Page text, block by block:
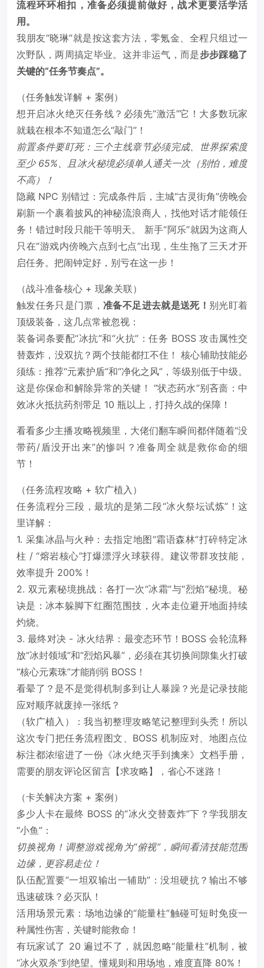
流程环环相扣，准备必须提前做好，战术更要活学活
用。
我朋友“晓琳”就是按这套方法，零氪金、全程只组过一
次野队，两周搞定毕业。这并非运气，而是步步踩稳了
关键的“任务节奏点”。
（任务触发详解 + 案例）
想开启冰火绝灭任务线？必须先“激活”它！大多数玩家
就栽在根本不知道怎么“敲门”！
前置条件要盯死： 三个主线章节必须完成、世界探索度
至少 65%、且冰火秘境必须单人通关一次（别怕，难度
不高）！
隐藏 NPC 别错过：完成条件后，主城“古灵街角”傍晚会
刷新一个裹着披风的神秘流浪商人，找他对话才能领任
务！错过时段只能干等明天。 新手“阿乐”就因为这商人
只在“游戏内傍晚六点到七点”出现，生生拖了三天才开
启任务。把闹钟定好，别亏在这一步！
（战斗准备核心 + 现象关联）
触发任务只是门票，准备不足进去就是送死！ 别光盯着
顶级装备，这几点常被忽视：
装备词条要配“冰抗”和“火抗”：任务 BOSS 攻击属性交
替轰炸，没双抗？两个技能都扛不住！ 核心辅助技能必
须练：推荐“元素护盾”和“净化之风”，等级别低于中级。
这是你保命和解除异常的关键！ “状态药水”别吝啬：中
效冰火抵抗药剂带足 10 瓶以上，打持久战的保障！
看看多少主播攻略视频里，大佬们翻车瞬间都伴随着“没
带药/盾没开出来”的惨叫？准备周全就是救你命的细
节！
（任务流程攻略 + 软广植入）
任务流程分三段，最坑的是第二段“冰火祭坛试炼”！这
里详解：
1. 采集冰晶与火种：去指定地图“霜语森林”打碎特定冰
柱 / “熔岩核心”打爆漂浮火球获得。建议带群攻技能，
效率提升 200%！
2. 双元素秘境挑战：各打一次“冰霜”与“烈焰”秘境。秘
诀是：冰本躲脚下红圈范围技，火本走位避开地面持续
灼烧。
3. 最终对决 - 冰火结界：最变态环节！BOSS 会轮流释
放“冰封领域”和“烈焰风暴”，必须在其切换间隙集火打破
“核心元素珠”才能削弱 BOSS！
看晕了？是不是觉得机制多到让人暴躁？光是记录技能
应对顺序就废掉一张纸？
（软广植入）：我当初整理攻略笔记整理到头秃！所以
这次专门把任务流程图文、BOSS 机制应对、地图点位
标注都浓缩进了一份《冰火绝灭手到擒来》文档手册，
需要的朋友评论区留言【求攻略】，省心不迷路！
（卡关解决方案 + 案例）
多少人卡在最终 BOSS 的“冰火交替轰炸”下？学我朋友
“小鱼”：
切换视角！调整游戏视角为“俯视”，瞬间看清技能范围
边缘，更容易走位！
队伍配置要“一坦双输出一辅助”：没坦硬抗？输出不够
迅速破珠？必灭队！
活用场景元素：场地边缘的“能量柱”触碰可短时免疫一
种属性伤害，关键时能救命！
有玩家试了 20 遍过不了，就因忽略“能量柱”机制，被
“冰火双杀”到绝望。懂规则和用场地，难度直降 80%！